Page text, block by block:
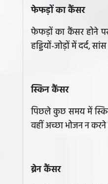
फेफड़ों का कैंसर
फेफड़ों का कैंसर होने
हड्डियों-जोड़ों में
स्किन कैंसर
पिछले कुछ समय में
वहीं अच्छा भोजन न
ब्रेन कैंसर